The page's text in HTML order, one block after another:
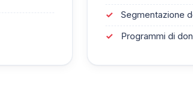
Segmentazione
Programmi di